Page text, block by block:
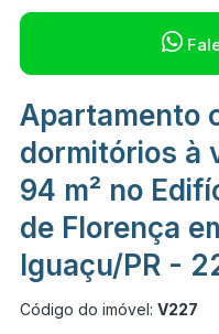

Apartamento
dormitórios à
94 m² no
de Florença
Iguaçu/PR -
Código do imóvel: V227